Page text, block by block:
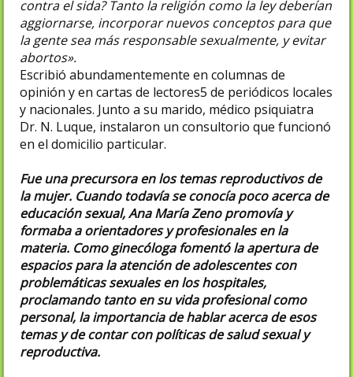
contra el sida? Tanto la religión como la ley deberían
aggiornarse, incorporar nuevos conceptos para que
la gente sea más responsable sexualmente, y evitar
abortos».
Escribió abundamentemente en columnas de
opinión y en cartas de lectores5 de periódicos locales
y nacionales. Junto a su marido, médico psiquiatra
Dr. N. Luque, instalaron un consultorio que funcionó
en el domicilio particular.
Fue una precursora en los temas reproductivos de
la mujer. Cuando todavía se conocía poco acerca de
educación sexual, Ana María Zeno promovía y
formaba a orientadores y profesionales en la
materia. Como ginecóloga fomentó la apertura de
espacios para la atención de adolescentes con
problemáticas sexuales en los hospitales,
proclamando tanto en su vida profesional como
personal, la importancia de hablar acerca de esos
temas y de contar con políticas de salud sexual y
reproductiva.